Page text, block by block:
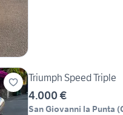
Triumph Speed Triple
4.000 €
San Giovanni la Punta (